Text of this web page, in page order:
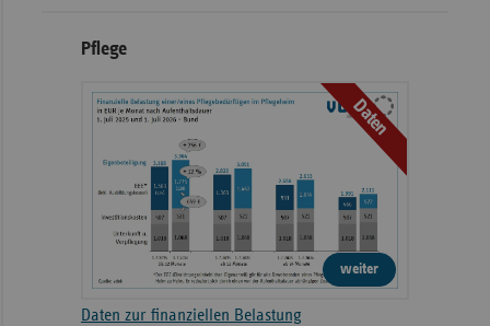
Pflege
Daten
weiter
Daten zur finanziellen Belastung